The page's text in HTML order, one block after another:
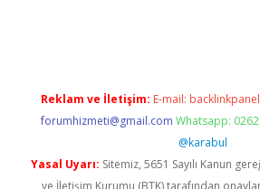
Reklam ve İletişim: E-mail:
forumhizmeti@gmail.com Whatsapp:
@karabul
Yasal Uyarı: Sitemiz, 5651 Sayılı Kanun
ve İletişim Kurumu (BTK) tarafından